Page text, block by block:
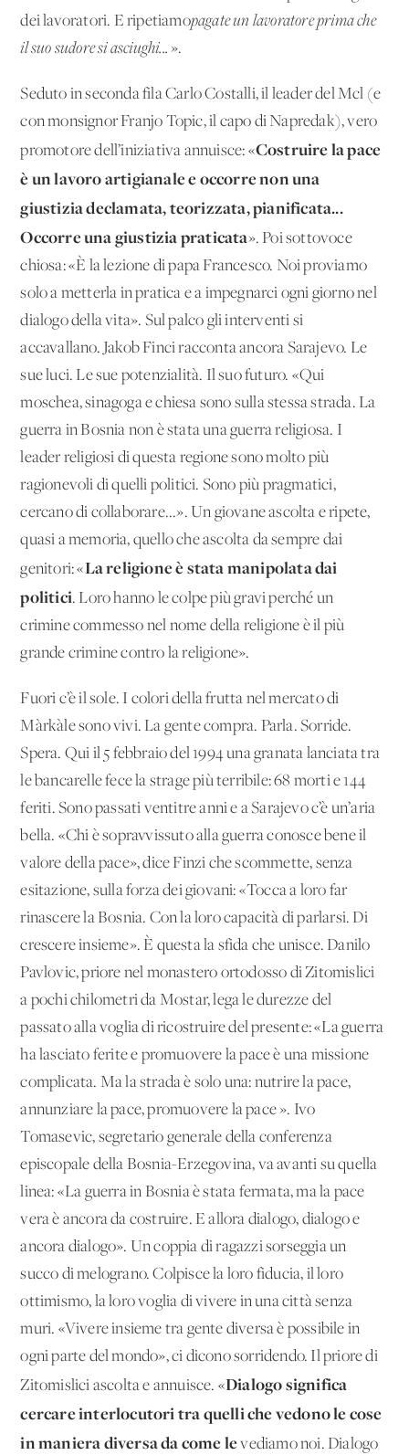
dei lavoratori. E ripetiamopagate un lavoratore prima che
il suo sudore si asciughi... ».
Seduto in seconda fila Carlo Costalli, il leader del Mcl (e
con monsignor Franjo Topic, il capo di Napredak), vero
promotore dell’iniziativa annuisce: «Costruire la pace
è un lavoro artigianale e occorre non una
giustizia declamata, teorizzata, pianificata...
Occorre una giustizia praticata». Poi sottovoce
chiosa: «È la lezione di papa Francesco. Noi proviamo
solo a metterla in pratica e a impegnarci ogni giorno nel
dialogo della vita». Sul palco gli interventi si
accavallano. Jakob Finci racconta ancora Sarajevo. Le
sue luci. Le sue potenzialità. Il suo futuro. «Qui
moschea, sinagoga e chiesa sono sulla stessa strada. La
guerra in Bosnia non è stata una guerra religiosa. I
leader religiosi di questa regione sono molto più
ragionevoli di quelli politici. Sono più pragmatici,
cercano di collaborare...». Un giovane ascolta e ripete,
quasi a memoria, quello che ascolta da sempre dai
genitori: «La religione è stata manipolata dai
politici. Loro hanno le colpe più gravi perché un
crimine commesso nel nome della religione è il più
grande crimine contro la religione».
Fuori c’è il sole. I colori della frutta nel mercato di
Màrkàle sono vivi. La gente compra. Parla. Sorride.
Spera. Qui il 5 febbraio del 1994 una granata lanciata tra
le bancarelle fece la strage più terribile: 68 morti e 144
feriti. Sono passati ventitre anni e a Sarajevo c’è un’aria
bella. «Chi è sopravvissuto alla guerra conosce bene il
valore della pace», dice Finzi che scommette, senza
esitazione, sulla forza dei giovani: «Tocca a loro far
rinascere la Bosnia. Con la loro capacità di parlarsi. Di
crescere insieme». È questa la sfida che unisce. Danilo
Pavlovic, priore nel monastero ortodosso di Zitomislici
a pochi chilometri da Mostar, lega le durezze del
passato alla voglia di ricostruire del presente: «La guerra
ha lasciato ferite e promuovere la pace è una missione
complicata. Ma la strada è solo una: nutrire la pace,
annunziare la pace, promuovere la pace ». Ivo
Tomasevic, segretario generale della conferenza
episcopale della Bosnia-Erzegovina, va avanti su quella
linea: «La guerra in Bosnia è stata fermata, ma la pace
vera è ancora da costruire. E allora dialogo, dialogo e
ancora dialogo». Un coppia di ragazzi sorseggia un
succo di melograno. Colpisce la loro fiducia, il loro
ottimismo, la loro voglia di vivere in una città senza
muri. «Vivere insieme tra gente diversa è possibile in
ogni parte del mondo», ci dicono sorridendo. Il priore di
Zitomislici ascolta e annuisce. «Dialogo significa
cercare interlocutori tra quelli che vedono le cose
in maniera diversa da come levediamo noi. Dialogo